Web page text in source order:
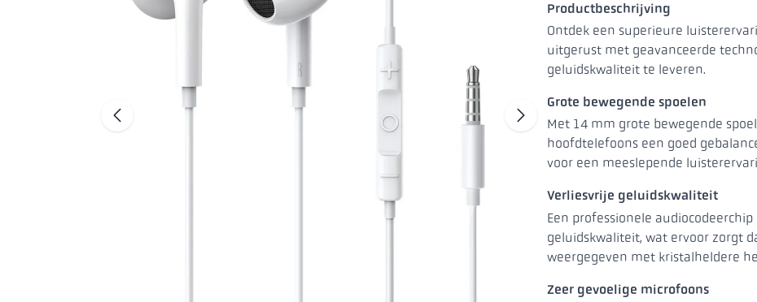
Ga naar de vorige diaGa naar
Productbeschrijving
Ontdek een superieure
uitgerust met geavanceerde
geluidskwaliteit te leveren.
Grote bewegende spoelen
Met 14 mm grote bewegende
hoofdtelefoons een goed
voor een meeslepende
Verliesvrije geluidskwaliteit
Een professionele
geluidskwaliteit, wat ervoor zorgt
weergegeven met kristalheldere
Zeer gevoelige microfoons